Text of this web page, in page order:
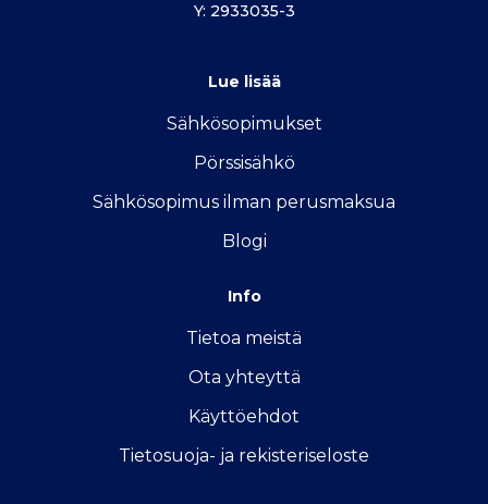
Y: 2933035-3
Lue lisää
Sähkösopimukset
Pörssisähkö
Sähkösopimus ilman perusmaksua
Blogi
Info
Tietoa meistä
Ota yhteyttä
Käyttöehdot
Tietosuoja- ja rekisteriseloste